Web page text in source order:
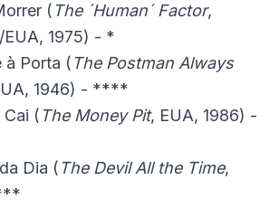
( The ´Human´ Factor,
1975) - *
à Porta ( The Postman Always
1946) - ****
Cai ( The Money Pit, EUA, 1986) -
Dia ( The Devil All the Time,